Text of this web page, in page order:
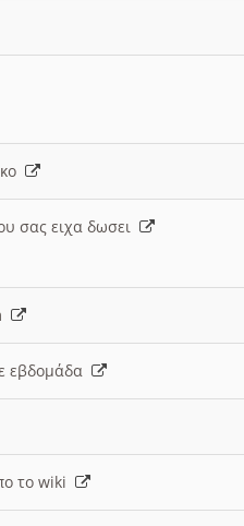
σας ειχα δωσει
εβδομάδα
το wiki